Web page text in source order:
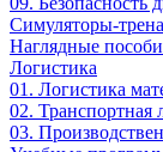
Симуляторы-
Наглядные
Логистика
01. Логистика
02. Транспортная
03.